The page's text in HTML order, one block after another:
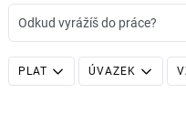
Odkud vyrážíš do práce?
PLAT ÚVAZEK